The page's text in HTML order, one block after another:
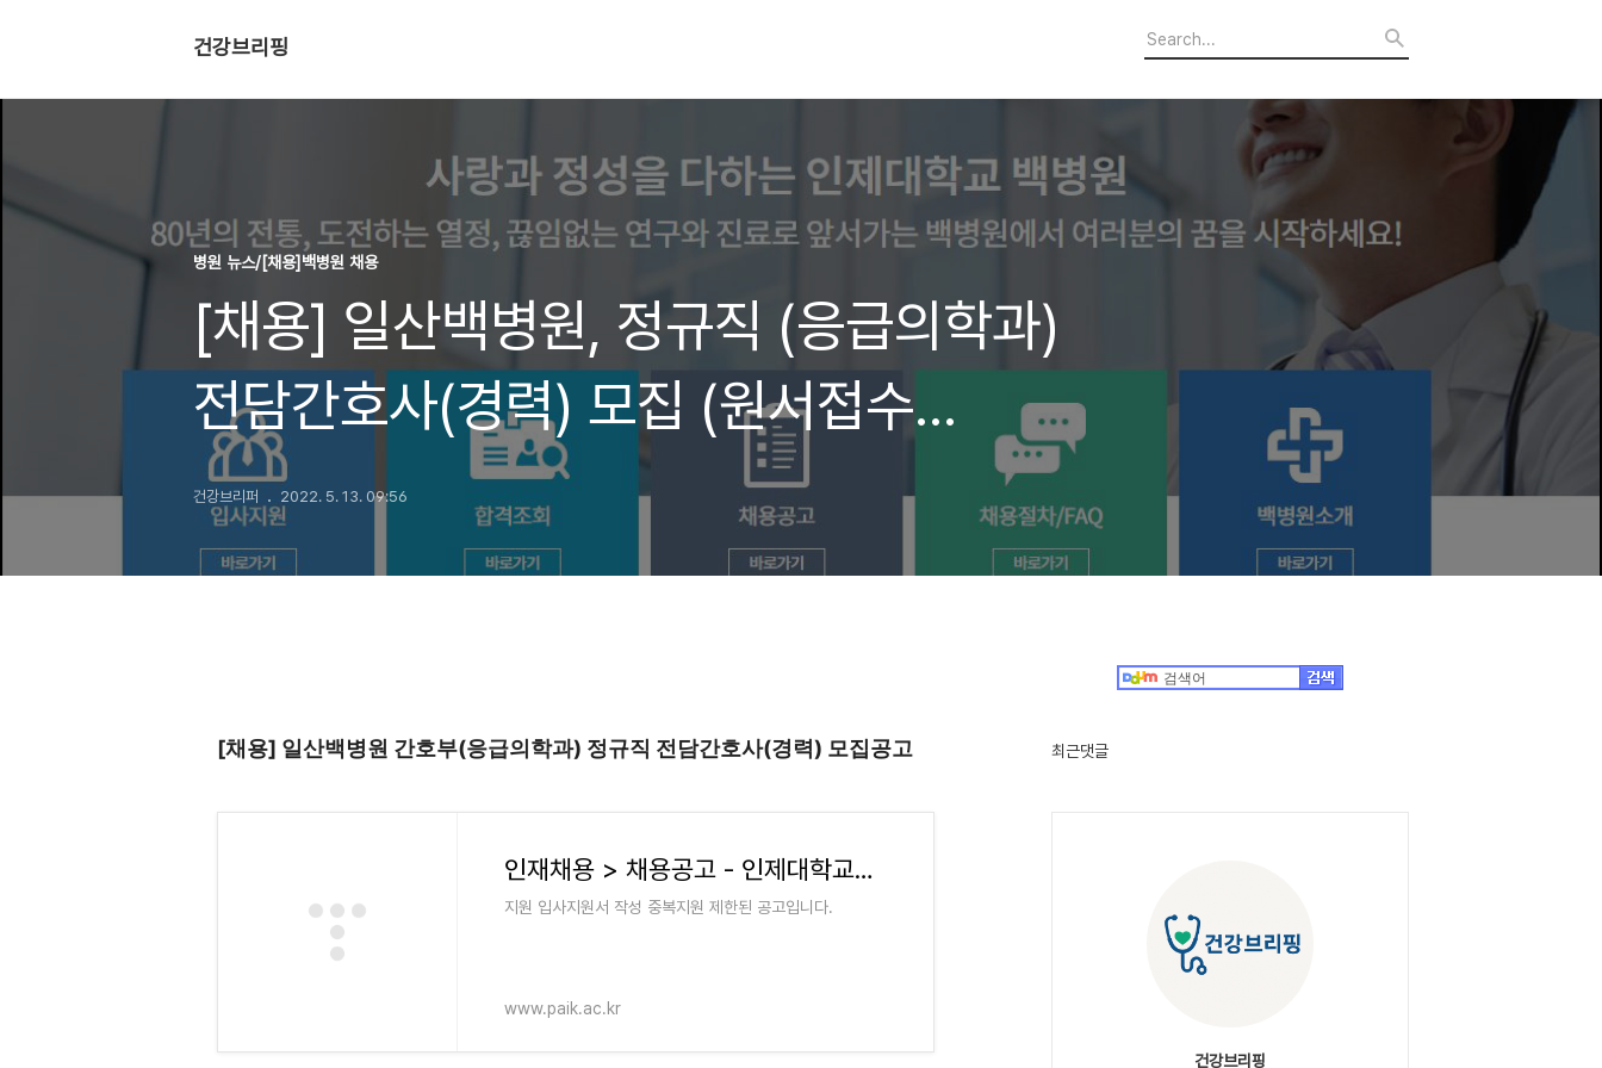
건강브리핑
병원 뉴스/[채용]백병원 채용
[채용] 일산백병원, 정규직 (응급의학과)
전담간호사(경력) 모집 (원서접수
2022.5.12~5.25)
건강브리퍼 2022. 5. 13. 09:56
[채용] 일산백병원 간호부(응급의학과) 정규직 전담간호사(경력) 모집공고
인재채용 > 채용공고 - 인제대학교백병원
지원 입사지원서 작성 중복지원 제한된 공고입니다.
www.paik.ac.kr
최근댓글
건강브리핑